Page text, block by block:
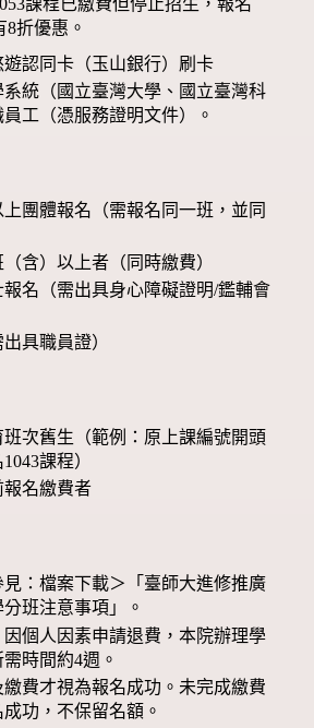
課程已繳費但停止招生，報名
8折優惠。
認同卡（玉山銀行）刷卡
系統（國立臺灣大學、國立臺灣科
工（憑服務證明文件）。
團體報名（需報名同一班，並同
含）以上者（同時繳費）
名（需出具身心障礙證明/鑑輔會
具職員證）
次舊生（範例：原上課編號開頭
課程）
報名繳費者
：檔案下載＞「臺師大進修推廣
班注意事項」。
個人因素申請退費，本院辦理學
時間約4週。
費才視為報名成功。未完成繳費
功，不保留名額。